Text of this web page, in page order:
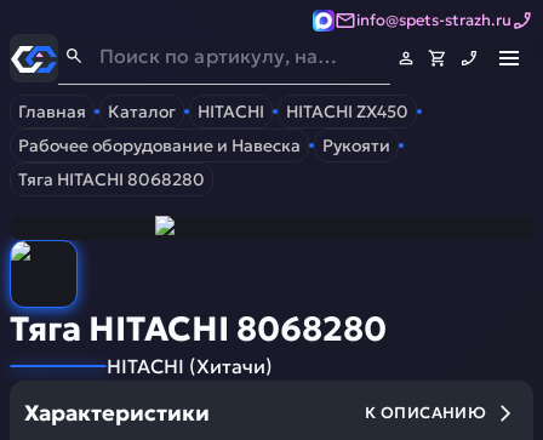
info@spets-strazh.ru
Спец-Страж- Запчасти для спецтехники
Главная Каталог HITACHI
HITACHI ZX450
Рабочее оборудование и Навеска
Рукояти
Тяга HITACHI 8068280
Тяга HITACHI 8068280
HITACHI (Хитачи)
Характеристики К ОПИСАНИЮ